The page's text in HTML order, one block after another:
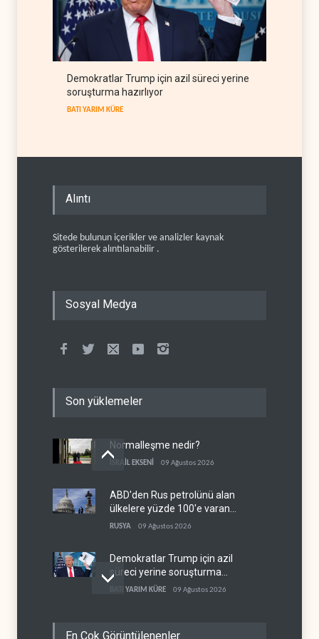
Demokratlar Trump için azil süreci yerine
soruşturma hazırlıyor
BATI YARIM KÜRE
Alıntı
Sitede bulunun içerikler ve analizler kaynak
gösterilerek alıntılanabilir .
Sosyal Medya
Son yüklemeler
Normalleşme nedir?
İSRAİL EKSENİ 09 Ağustos 2026
ABD'den Rus petrolünü alan
ülkelere yüzde 100'e varan
gümrük vergisi
RUSYA 09 Ağustos 2026
Demokratlar Trump için azil
süreci yerine soruşturma
hazırlıyor
BATI YARIM KÜRE 09 Ağustos 2026
Afrika'daki petrol
En Çok Görüntülenenler